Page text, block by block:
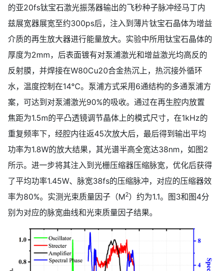
的亚20fs钛宝石激光振荡器输出的飞秒种子脉冲经马丁内
兹展宽器展宽至约300ps后，注入到薄片钛宝石晶体为增益
介质的再生放大器进行能量放大。实验中所用钛宝石晶体的
厚度为2mm，后表面镀有对泵浦激光和增益激光均高反的
反射膜，并焊接在W80Cu20合金热沉上，热沉接外循环
水，温度控制在14℃。泵浦方式采用6通结构的多通泵浦方
案，可达到对泵浦激光90%的吸收。通过在再生腔内放置
焦距为1.5m的平凸透镜调节晶体上的模式尺寸，在1kHz的
重复频率下，经腔内往返45次放大后，最后得到输出平均
功率为1.8W的放大结果，其光谱半高全宽达38nm，如图2
所示。进一步将其注入到光栅压缩器压缩脉宽，优化后获得
了平均功率1.45W、脉宽38fs的压缩脉冲，对应的压缩器效
率为80%。实测光束质量因子（M2）约为1.1。图3和图4分
别为对应的脉宽曲线和光束质量因子结果。